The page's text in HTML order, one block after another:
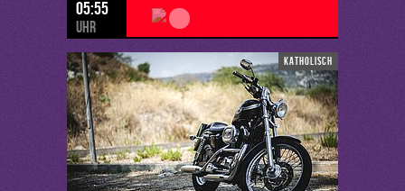
05:55
Uhr
katholisch